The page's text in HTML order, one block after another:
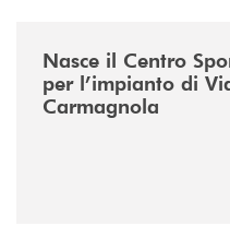
Nasce il Centro
per l’impianto di
Carmagnola